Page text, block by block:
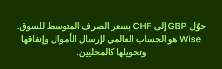
حوّل GBP إلى CHF بسعر الصرف المتوسط للسوق.
Wise هو الحساب العالمي لإرسال الأموال وإنفاقها
وتحويلها كالمحليين.